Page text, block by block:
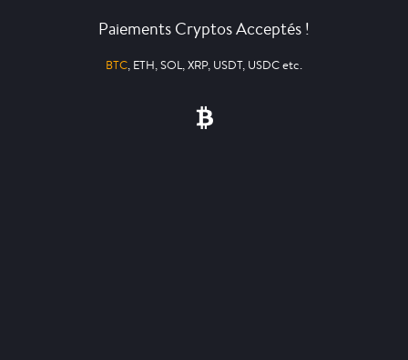
Paiements Cryptos Acceptés !
BTC, ETH, SOL, XRP, USDT, USDC etc.